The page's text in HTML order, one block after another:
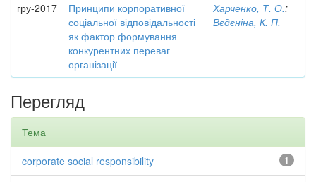
гру-2017
Принципи корпоративної
соціальної відповідальності
як фактор формування
конкурентних переваг
організації
Харченко, Т. О.;
Вєдєніна, К. П.
Перегляд
Тема
1
corporate social responsibility